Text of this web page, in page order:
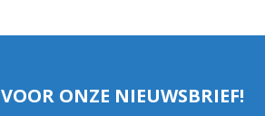
ONZE NIEUWSBRIEF!